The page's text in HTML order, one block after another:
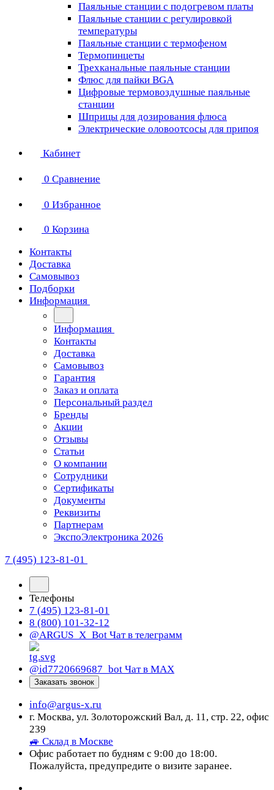
Паяльные станции с подогревом платы
Паяльные станции с регулировкой
температуры
Паяльные станции с термофеном
Термопинцеты
Трехканальные паяльные станции
Флюс для пайки BGA
Цифровые термовоздушные паяльные
станции
Шприцы для дозирования флюса
Электрические оловоотсосы для припоя
Кабинет
0 Сравнение
0 Избранное
0 Корзина
Контакты
Доставка
Самовывоз
Подборки
Информация
Информация
Контакты
Доставка
Самовывоз
Гарантия
Заказ и оплата
Персональный раздел
Бренды
Акции
Отзывы
Статьи
О компании
Сотрудники
Сертификаты
Документы
Реквизиты
Партнерам
ЭкспоЭлектроника 2026
7 (495) 123-81-01
Телефоны
7 (495) 123-81-01
8 (800) 101-32-12
@ARGUS_X_Bot Чат в телеграмм
@id7720669687_bot Чат в МАХ
Заказать звонок
info@argus-x.ru
г. Москва, ул. Золоторожский Вал, д. 11, стр. 22, офис
239
🚙 Склад в Москве
Офис работает по будням с 9:00 до 18:00.
Пожалуйста, предупредите о визите заранее.